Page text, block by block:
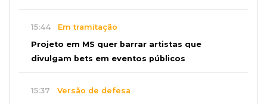
15:44 Em tramitação
Projeto em MS quer barrar artistas que
divulgam bets em eventos públicos
15:37 Versão de defesa